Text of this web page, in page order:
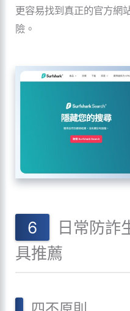
更容易找到真正的官方網
險。
日常防詐
具推薦